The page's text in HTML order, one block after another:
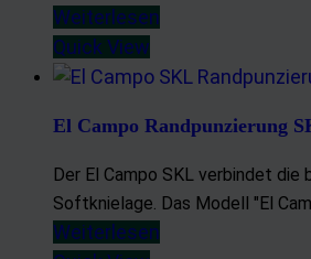
Weiterlesen
Quick View
El Campo Randpunzierung
Der El Campo SKL verbindet
Softknielage. Das Modell "El
Weiterlesen